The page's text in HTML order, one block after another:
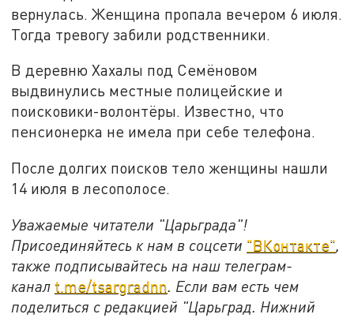
вернулась. Женщина пропала вечером 6 июля.
Тогда тревогу забили родственники.
В деревню Хахалы под Семёновом
выдвинулись местные полицейские и
поисковики-волонтёры. Известно, что
пенсионерка не имела при себе телефона.
После долгих поисков тело женщины нашли
14 июля в лесополосе.
Уважаемые читатели "Царьграда"!
Присоединяйтесь к нам в соцсети "ВКонтакте",
также подписывайтесь на наш телеграм-
канал t.me/tsargradnn. Если вам есть чем
поделиться с редакцией "Царьград. Нижний